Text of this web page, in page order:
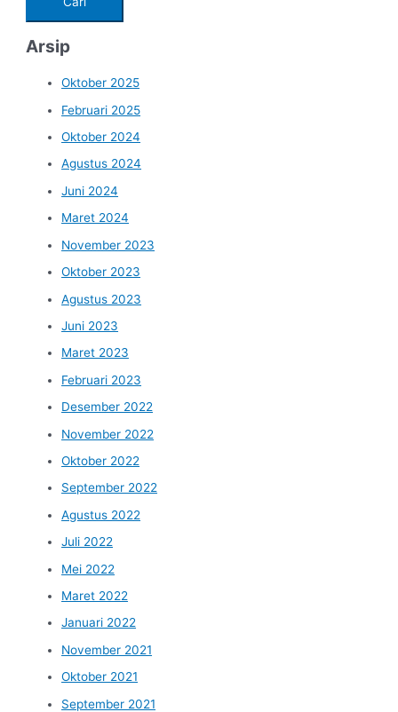
Arsip
Oktober 2025
Februari 2025
Oktober 2024
Agustus 2024
Juni 2024
Maret 2024
November 2023
Oktober 2023
Agustus 2023
Juni 2023
Maret 2023
Februari 2023
Desember 2022
November 2022
Oktober 2022
September 2022
Agustus 2022
Juli 2022
Mei 2022
Maret 2022
Januari 2022
November 2021
Oktober 2021
September 2021